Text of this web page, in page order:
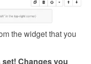
the widget that you
Changes you